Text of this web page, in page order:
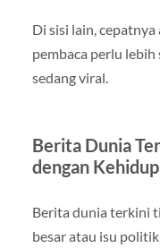
Di sisi lain,
pembaca perlu
sedang viral.
Berita Dunia
dengan
Berita dunia terkini
besar atau isu